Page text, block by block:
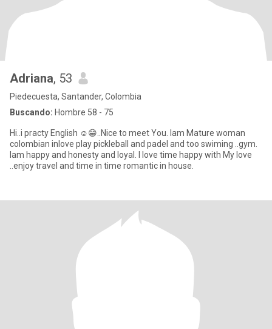
Adriana, 53
Piedecuesta, Santander, Colombia
Buscando: Hombre 58 - 75
Hi..i practy English ☺️😁..Nice to meet You. Iam Mature woman
colombian inlove play pickleball and padel and too swiming ..gym.
Iam happy and honesty and loyal. I love time happy with My love
..enjoy travel and time in time romantic in house.